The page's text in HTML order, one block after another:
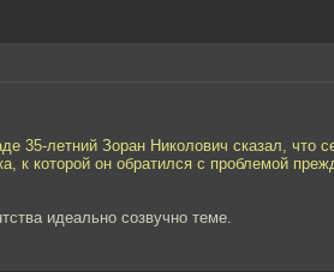
35-летний Зоран Николович сказал, что
к которой он обратился с проблемой
идеально созвучно теме.